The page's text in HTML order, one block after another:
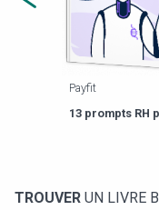
Payfit
13 prompts RH
TROUVER UN LIVRE